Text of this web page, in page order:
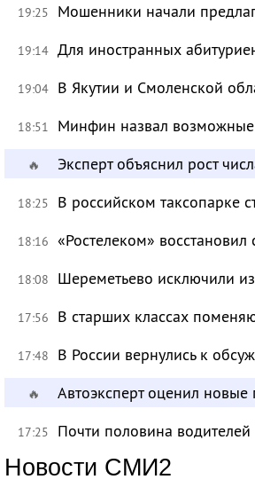
19:25 Мошенники начали
19:14 Для иностранных
19:04 В Якутии и Смоленской
18:51 Минфин назвал
🔥 Эксперт объяснил рост
18:25 В российском таксопарке
18:16 «Ростелеком»
18:08 Шереметьево исключили
17:56 В старших классах
17:48 В России вернулись к
🔥 Автоэксперт оценил
17:25 Почти половина
Новости СМИ2